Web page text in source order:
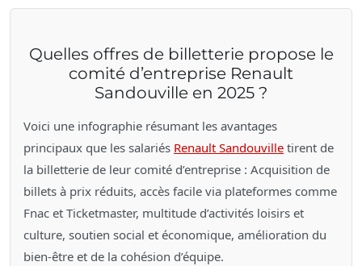
Quelles offres de billetterie propose le
comité d’entreprise Renault
Sandouville en 2025 ?
Voici une infographie résumant les avantages
principaux que les salariés Renault Sandouville tirent de
la billetterie de leur comité d’entreprise : Acquisition de
billets à prix réduits, accès facile via plateformes comme
Fnac et Ticketmaster, multitude d’activités loisirs et
culture, soutien social et économique, amélioration du
bien-être et de la cohésion d’équipe.